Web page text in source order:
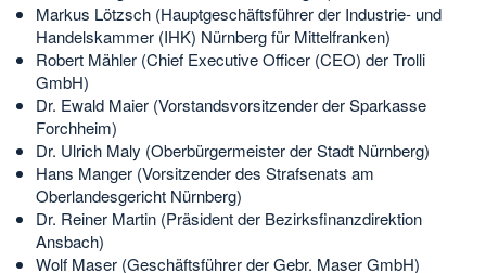
Markus Lötzsch (Hauptgeschäftsführer der Industrie- und
Handelskammer (IHK) Nürnberg für Mittelfranken)
Robert Mähler (Chief Executive Officer (CEO) der Trolli
GmbH)
Dr. Ewald Maier (Vorstandsvorsitzender der Sparkasse
Forchheim)
Dr. Ulrich Maly (Oberbürgermeister der Stadt Nürnberg)
Hans Manger (Vorsitzender des Strafsenats am
Oberlandesgericht Nürnberg)
Dr. Reiner Martin (Präsident der Bezirksfinanzdirektion
Ansbach)
Wolf Maser (Geschäftsführer der Gebr. Maser GmbH)